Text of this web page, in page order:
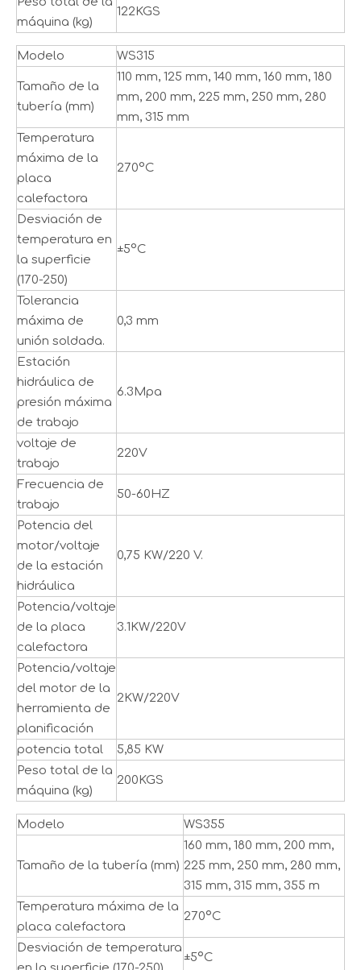
máquina (kg)
122KGS
Modelo WS315
Tamaño de la
tubería (mm)
110 mm, 125 mm, 140 mm, 160 mm, 180
mm, 200 mm, 225 mm, 250 mm, 280
mm, 315 mm
Temperatura
máxima de la
placa
calefactora
270°C
Desviación de
temperatura en
la superficie
(170-250)
±5°C
Tolerancia
máxima de
unión soldada.
0,3 mm
Estación
hidráulica de
presión máxima
de trabajo
6.3Mpa
voltaje de
trabajo
220V
Frecuencia de
trabajo
50-60HZ
Potencia del
motor/voltaje
de la estación
hidráulica
0,75 KW/220 V.
Potencia/voltaje
de la placa
calefactora
3.1KW/220V
Potencia/voltaje
del motor de la
herramienta de
planificación
2KW/220V
potencia total
5,85 KW
Peso total de la
máquina (kg)
200KGS
Modelo WS355
Tamaño de la tubería (mm)
160 mm, 180 mm, 200 mm,
225 mm, 250 mm, 280 mm,
315 mm, 315 mm, 355 m
Temperatura máxima de la
placa calefactora
270ºC
Desviación de temperatura
±5ºC